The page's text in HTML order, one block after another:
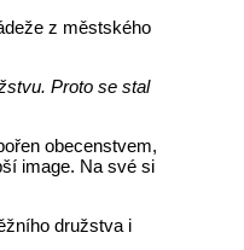
z městského
Proto se stal
obecenstvem,
image. Na své si
družstva i